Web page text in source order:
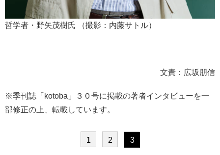
哲学者・野矢茂樹氏 （撮影：内藤サトル）
文責：広坂朋信
※季刊誌「kotoba」３０号に掲載の著者インタビューを一
部修正の上、転載しています。
1 2 3